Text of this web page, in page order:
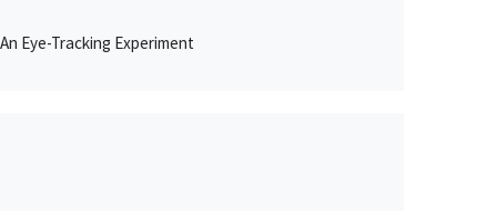
Eye-Tracking Experiment